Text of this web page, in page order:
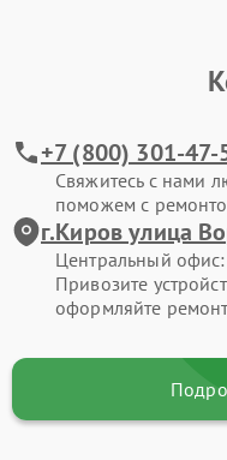
+7 (800) 301-47-
Свяжитесь с нами
поможем с
г.Киров улица
Центральный
Привозите
оформляйте